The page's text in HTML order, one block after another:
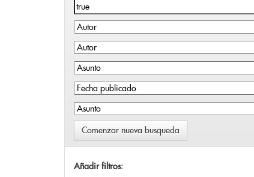
Comenzar nueva busqueda
Añadir filtros: